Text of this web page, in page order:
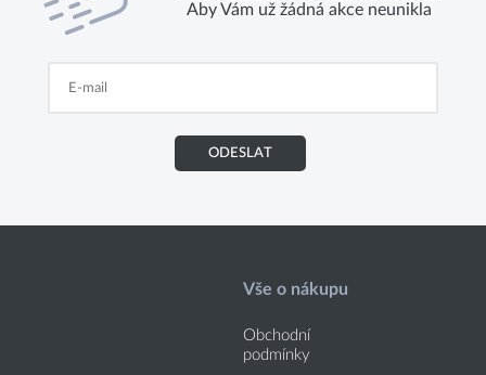
Aby Vám už žádná akce neunikla
ODESLAT
Vše o nákupu
Obchodní
podmínky